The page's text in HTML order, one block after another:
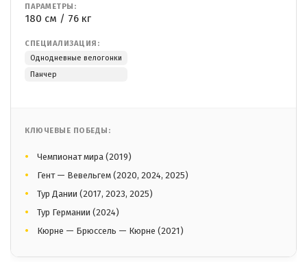
ПАРАМЕТРЫ:
180 см / 76 кг
СПЕЦИАЛИЗАЦИЯ:
Однодневные велогонки
Панчер
КЛЮЧЕВЫЕ ПОБЕДЫ:
Чемпионат мира (2019)
Гент — Вевельгем (2020, 2024, 2025)
Тур Дании (2017, 2023, 2025)
Тур Германии (2024)
Кюрне — Брюссель — Кюрне (2021)